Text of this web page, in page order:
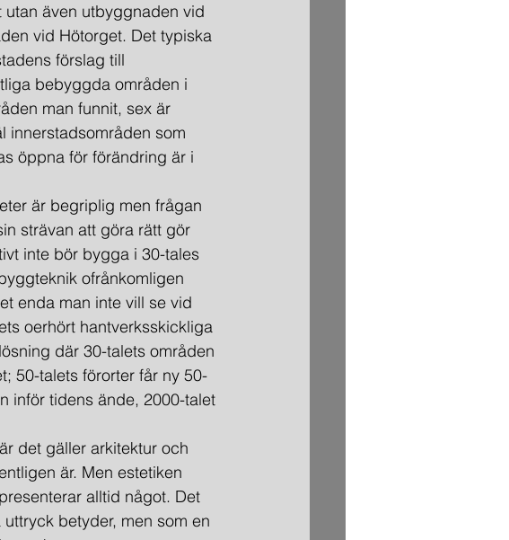
även utbyggnaden vid
vid Hötorget. Det typiska
förslag till
bebyggda områden i
man funnit, sex är
innerstadsområden som
öppna för förändring är i
är begriplig men frågan
strävan att göra rätt gör
inte bör bygga i 30-tales
ofrånkomligen
enda man inte vill se vid
oerhört hantverksskickliga
där 30-talets områden
50-talets förorter får ny 50-
inför tidens ände, 2000-talet
det gäller arkitektur och
är. Men estetiken
alltid något. Det
betyder, men som en